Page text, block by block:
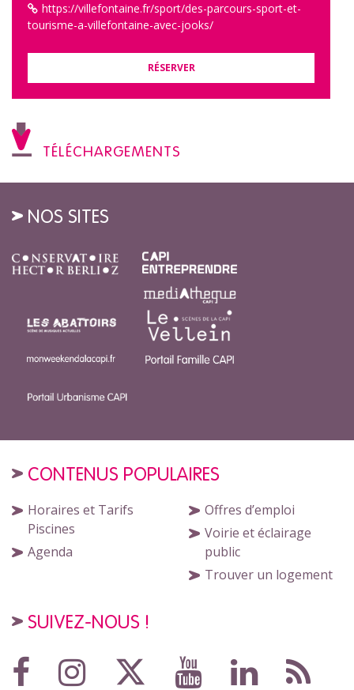
https://villefontaine.fr/sport/des-parcours-sport-et-
tourisme-a-villefontaine-avec-jooks/
RÉSERVER
TÉLÉCHARGEMENTS
NOS SITES
CONTENUS POPULAIRES
Horaires et Tarifs
Piscines
Agenda
Offres d’emploi
Voirie et éclairage
public
Trouver un logement
SUIVEZ-NOUS !